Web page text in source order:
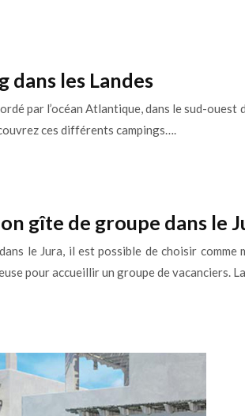
dans les Landes
par l’océan Atlantique, dans le sud-
ces différents campings….
gîte de groupe dans le
le Jura, il est possible de choisir
pour accueillir un groupe de vacanciers.